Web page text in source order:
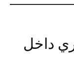
داخل